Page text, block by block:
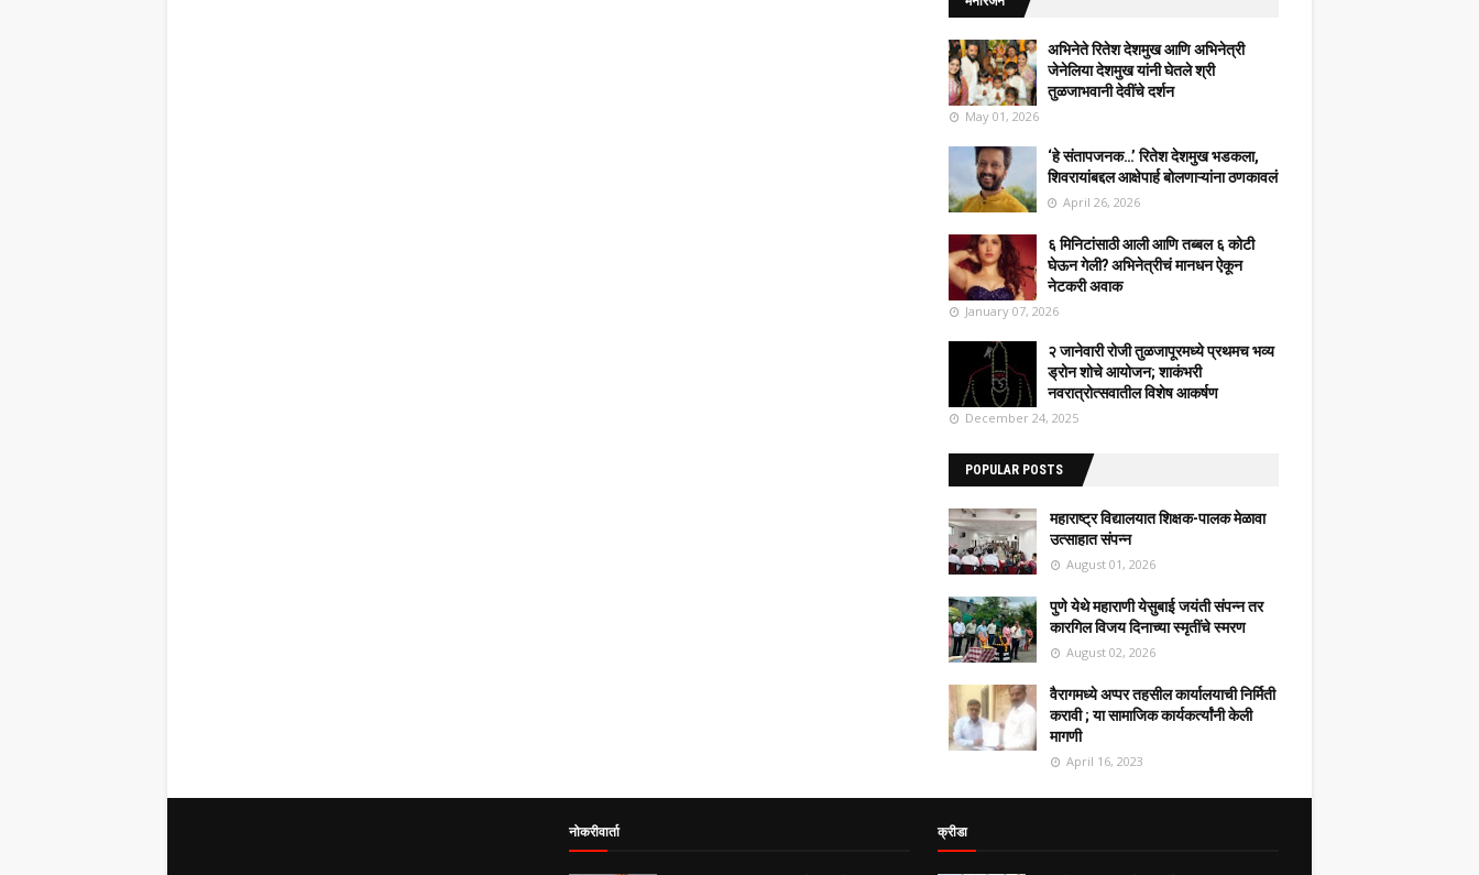
अभिनेते रितेश देशमुख आणि अभिनेत्री
जेनेलिया देशमुख यांनी घेतले श्री
तुळजाभवानी देवींचे दर्शन
May 01, 2026
‘हे संतापजनक…’ रितेश देशमुख भडकला,
शिवरायांबद्दल आक्षेपार्ह बोलणाऱ्यांना ठणकावलं
April 26, 2026
६ मिनिटांसाठी आली आणि तब्बल ६ कोटी
घेऊन गेली? अभिनेत्रीचं मानधन ऐकून
नेटकरी अवाक
January 07, 2026
२ जानेवारी रोजी तुळजापूरमध्ये प्रथमच भव्य
ड्रोन शोचे आयोजन; शाकंभरी
नवरात्रोत्सवातील विशेष आकर्षण
December 24, 2025
POPULAR POSTS
महाराष्ट्र विद्यालयात शिक्षक-पालक मेळावा
उत्साहात संपन्न
August 01, 2026
पुणे येथे महाराणी येसुबाई जयंती संपन्न तर
कारगिल विजय दिनाच्या स्मृतींचे स्मरण
August 02, 2026
वैरागमध्ये अप्पर तहसील कार्यालयाची निर्मिती
करावी ; या सामाजिक कार्यकर्त्यांनी केली
मागणी
April 16, 2023
नोकरीवार्ता क्रीडा